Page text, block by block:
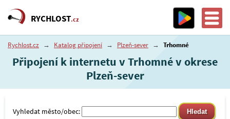
RYCHLOST.cz
Rychlost.cz → Katalog připojení → Plzeň-sever → Trhomné
Připojení k internetu v Trhomné v okrese
Plzeň-sever
Vyhledat město/obec: